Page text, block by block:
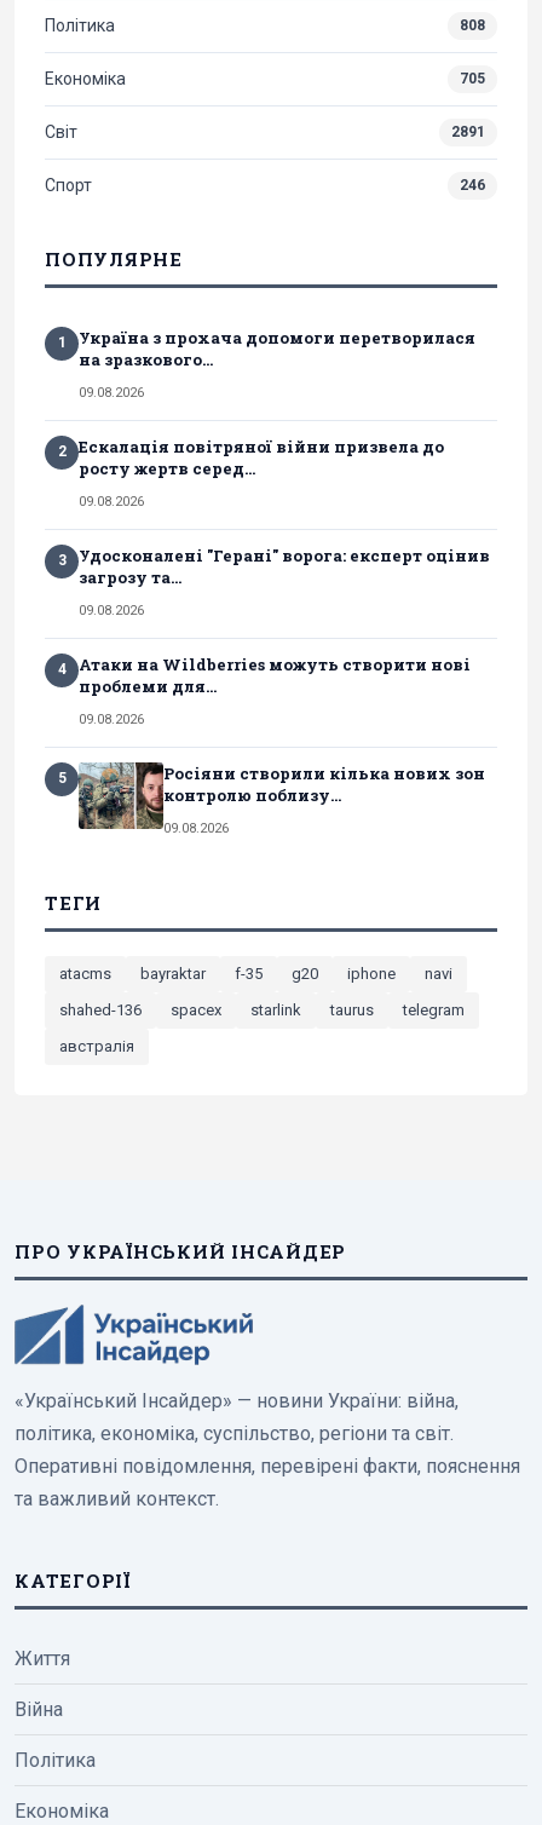
Політика 808
Економіка 705
Світ 2891
Спорт 246
ПОПУЛЯРНЕ
1
Україна з прохача допомоги перетворилася
на зразкового...
09.08.2026
2
Ескалація повітряної війни призвела до
росту жертв серед...
09.08.2026
3
Удосконалені "Герані" ворога: експерт оцінив
загрозу та...
09.08.2026
4
Атаки на Wildberries можуть створити нові
проблеми для...
09.08.2026
5
Росіяни створили кілька нових зон
контролю поблизу...
09.08.2026
ТЕГИ
atacms bayraktar f-35 g20 iphone
navi
shahed-136
spacex starlink taurus
telegram
австралія
ПРО УКРАЇНСЬКИЙ ІНСАЙДЕР
«Український Інсайдер» — новини України: війна,
політика, економіка, суспільство, регіони та світ.
Оперативні повідомлення, перевірені факти, пояснення
та важливий контекст.
КАТЕГОРІЇ
Життя
Війна
Політика
Економіка